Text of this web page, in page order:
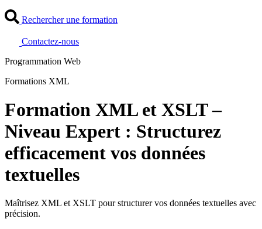
Rechercher une formation
Contactez-nous
Programmation Web
Formations XML
Formation XML et XSLT –
Niveau Expert : Structurez
efficacement vos données
textuelles
Maîtrisez XML et XSLT pour structurer vos données textuelles avec
précision.